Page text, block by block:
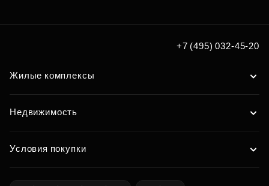
+7 (495) 032-45-20
Жилые комплексы
Недвижимость
Условия покупки